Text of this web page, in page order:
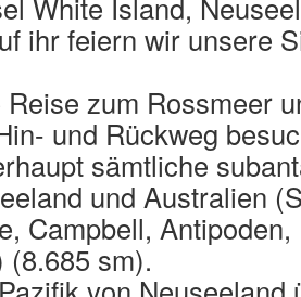
White Island,
ihr feiern wir unsere
Reise zum Rossmeer
und Rückweg
sämtliche
und Australien
Campbell,
(8.685 sm).